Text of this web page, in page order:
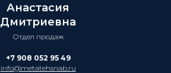
Анастасия
Дмитриевна
Отдел продаж
+7 908 052 95 49
info@metatehsnab.ru